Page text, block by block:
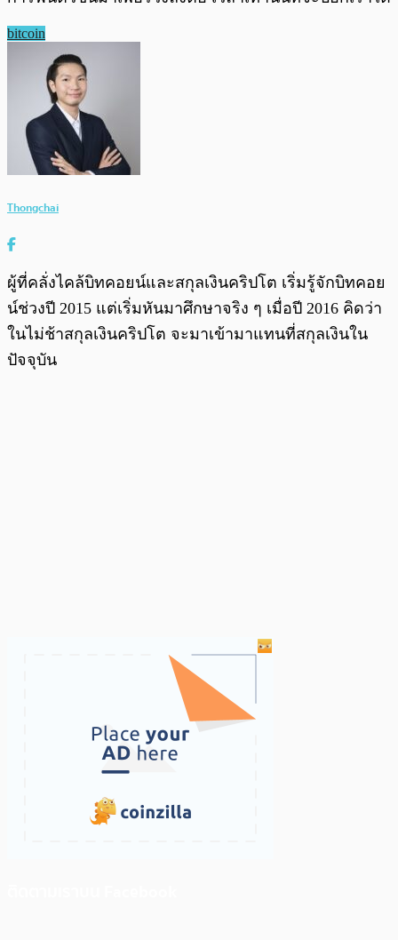
bitcoin
Thongchai
ผู้ที่คลั่งไคล้บิทคอยน์และสกุลเงินคริปโต เริ่มรู้จักบิทคอย
น์ช่วงปี 2015 แต่เริ่มหันมาศึกษาจริง ๆ เมื่อปี 2016 คิดว่า
ในไม่ช้าสกุลเงินคริปโต จะมาเข้ามาแทนที่สกุลเงินใน
ปัจจุบัน